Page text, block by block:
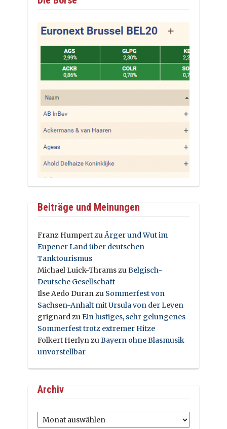
Beiträge und Meinungen
Franz HumpertzuÄrger und Wut im
Eupener Land über deutschen
Tanktourismus
Michael Luick-ThramszuBelgisch-
Deutsche Gesellschaft
Ilse Aedo Duranzu Sommerfest von
Sachsen-Anhalt mit Ursula von der Leyen
grignardzuEin lustiges, sehr gelungenes
Sommerfest trotz extremer Hitze
Folkert HerlynzuBayern ohne Blasmusik
unvorstellbar
Archiv
Archiv